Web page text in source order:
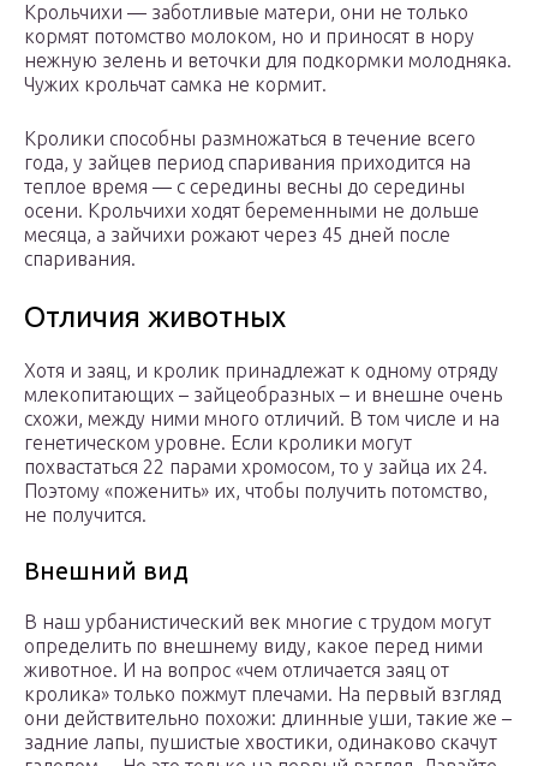
Крольчихи — заботливые матери, они не только
кормят потомство молоком, но и приносят в нору
нежную зелень и веточки для подкормки молодняка.
Чужих крольчат самка не кормит.
Кролики способны размножаться в течение всего
года, у зайцев период спаривания приходится на
теплое время — с середины весны до середины
осени. Крольчихи ходят беременными не дольше
месяца, а зайчихи рожают через 45 дней после
спаривания.
Отличия животных
Хотя и заяц, и кролик принадлежат к одному отряду
млекопитающих – зайцеобразных – и внешне очень
схожи, между ними много отличий. В том числе и на
генетическом уровне. Если кролики могут
похвастаться 22 парами хромосом, то у зайца их 24.
Поэтому «поженить» их, чтобы получить потомство,
не получится.
Внешний вид
В наш урбанистический век многие с трудом могут
определить по внешнему виду, какое перед ними
животное. И на вопрос «чем отличается заяц от
кролика» только пожмут плечами. На первый взгляд
они действительно похожи: длинные уши, такие же –
задние лапы, пушистые хвостики, одинаково скачут